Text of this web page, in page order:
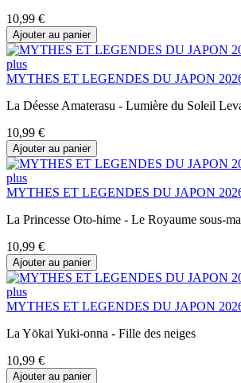
10,99 €
Ajouter au panier
plus
MYTHES ET LEGENDES DU JAPON
La Déesse Amaterasu - Lumière du Soleil
10,99 €
Ajouter au panier
plus
MYTHES ET LEGENDES DU JAPON
La Princesse Oto-hime - Le Royaume sous-
10,99 €
Ajouter au panier
plus
MYTHES ET LEGENDES DU JAPON
La Yōkai Yuki-onna - Fille des neiges
10,99 €
Ajouter au panier